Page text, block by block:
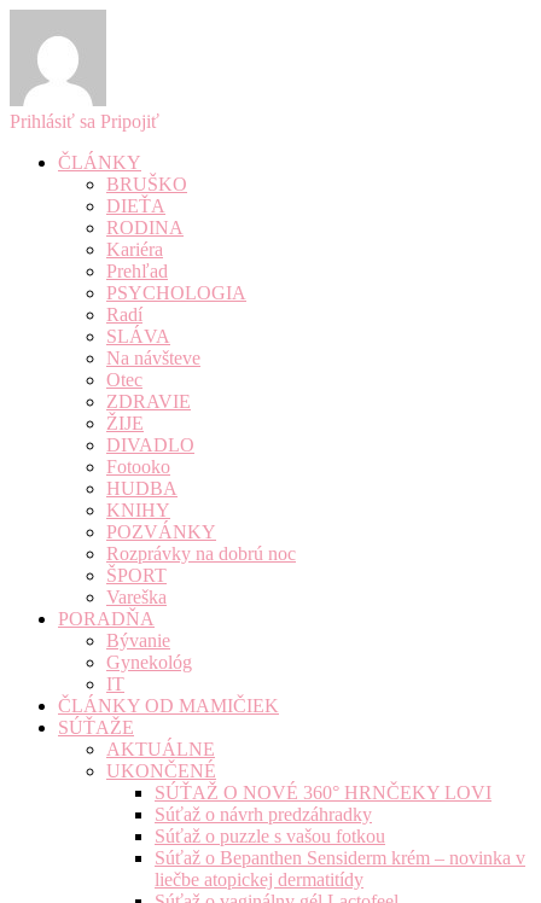
Prihlásiť sa Pripojiť
ČLÁNKY
BRUŠKO
DIEŤA
RODINA
Kariéra
Prehľad
PSYCHOLOGIA
Radí
SLÁVA
Na návšteve
Otec
ZDRAVIE
ŽIJE
DIVADLO
Fotooko
HUDBA
KNIHY
POZVÁNKY
Rozprávky na dobrú noc
ŠPORT
Vareška
PORADŇA
Bývanie
Gynekológ
IT
ČLÁNKY OD MAMIČIEK
SÚŤAŽE
AKTUÁLNE
UKONČENÉ
SÚŤAŽ O NOVÉ 360° HRNČEKY LOVI
Súťaž o návrh predzáhradky
Súťaž o puzzle s vašou fotkou
Súťaž o Bepanthen Sensiderm krém – novinka v
liečbe atopickej dermatitídy